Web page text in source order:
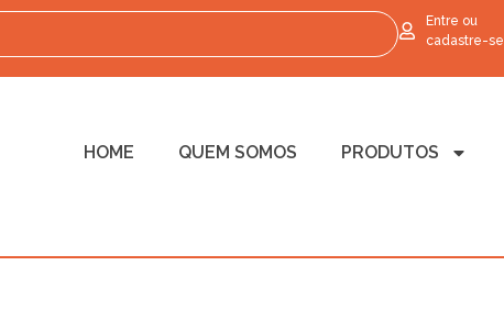
Entre ou
cadastre-se
HOME QUEM SOMOS PRODUTOS